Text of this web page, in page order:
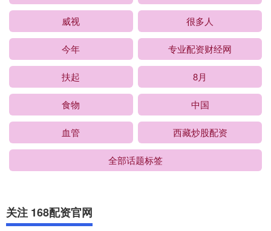
威视 很多人
今年 专业配资财经网
扶起 8月
食物 中国
血管 西藏炒股配资
全部话题标签
关注 168配资官网